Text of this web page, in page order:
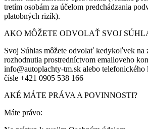
tretím osobám za účelom predchádzania
platobných rizík).
AKO MÔŽETE ODVOLAŤ SVOJ
Svoj Súhlas môžete odvolať kedykoľvek na
rozhodnutia prostredníctvom emailoveho
info@autoplachty-tm.sk alebo telefonického
čísle +421 0905 538 166
AKÉ MÁTE PRÁVA A POVINNOSTI?
Máte právo: